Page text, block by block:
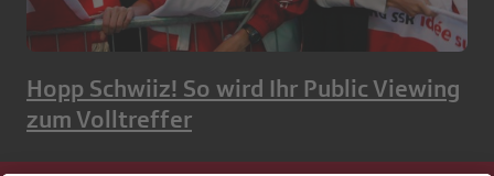
Hopp Schwiiz! So wird Ihr Public Viewing
zum Volltreffer